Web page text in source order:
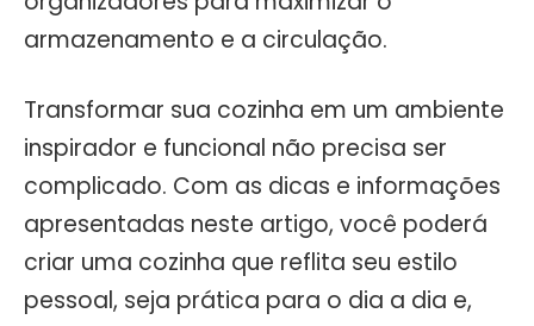
armazenamento e a circulação.
Transformar sua cozinha em um ambiente
inspirador e funcional não precisa ser
complicado. Com as dicas e informações
apresentadas neste artigo, você poderá
criar uma cozinha que reflita seu estilo
pessoal, seja prática para o dia a dia e,